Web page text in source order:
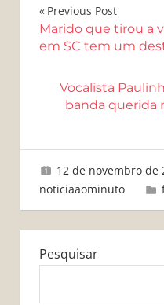
Navegação
de
Post
Previous Post
Marido que tirou a
em SC tem um
Vocalista
banda querida
12 de novembro de
noticiaaominuto
Pesquisar